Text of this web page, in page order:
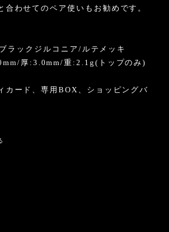
合わせてのペア使いもお勧めです。
ラックジルコニア/ルテメッキ
厚:3.0mm/重:2.1g(トップのみ)
カード、専用BOX、ショッピングバ